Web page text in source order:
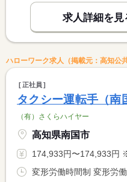
求人詳細を見
ハローワーク求人（掲載元：高知公
正社員
タクシー運転手（南
（有）さくらハイヤー
高知県南国市
174,933円〜174,933円 ※フルタイム求人の場合は月